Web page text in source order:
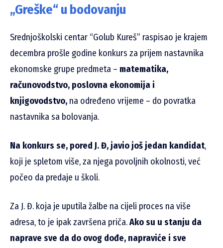
„Greške“ u bodovanju
Srednjoškolski centar “Golub Kureš” raspisao je krajem
decembra prošle godine konkurs za prijem nastavnika
ekonomske grupe predmeta – matematika,
računovodstvo, poslovna ekonomija i
knjigovodstvo, na određeno vrijeme – do povratka
nastavnika sa bolovanja.
Na konkurs se, pored J. Đ, javio još jedan kandidat,
koji je spletom više, za njega povoljnih okolnosti, već
počeo da predaje u školi.
Za J. Đ. koja je uputila žalbe na cijeli proces na više
adresa, to je ipak završena priča.Ako su u stanju da
naprave sve da do ovog dođe, napraviće i sve